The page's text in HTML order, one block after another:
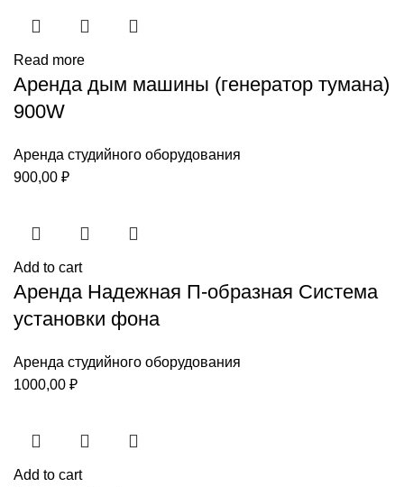
Read more
Аренда дым машины (генератор тумана)
900W
Аренда студийного оборудования
900,00 ₽
Add to cart
Аренда Надежная П-образная Система
установки фона
Аренда студийного оборудования
1000,00 ₽
Add to cart